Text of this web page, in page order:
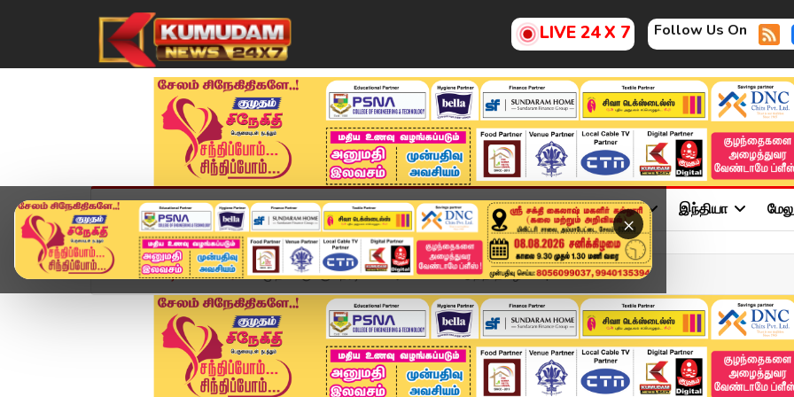
LIVE 24 X 7 Follow Us On
×
முகப்பு விளையாட்டு அண்மை தமிழ்நாடு சினிமா அரசியல் விளையாட்டு இந்தியா
Home வீடியோ ஸ்டோரி முதல்வருக்கு நேரடியாக அட்வைஸ் கொடுத்த தமிழிசை |...